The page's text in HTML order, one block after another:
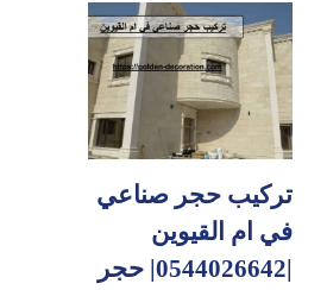
تركيب حجر صناعي
في ام القيوين
|0544026642| حجر